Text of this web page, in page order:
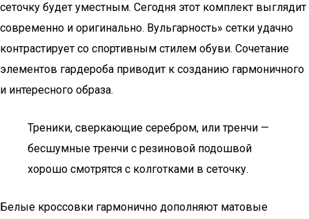
сеточку будет уместным. Сегодня этот комплект выглядит
современно и оригинально. Вульгарность» сетки удачно
контрастирует со спортивным стилем обуви. Сочетание
элементов гардероба приводит к созданию гармоничного
и интересного образа.
Треники, сверкающие серебром, или тренчи —
бесшумные тренчи с резиновой подошвой
хорошо смотрятся с колготками в сеточку.
Белые кроссовки гармонично дополняют матовые